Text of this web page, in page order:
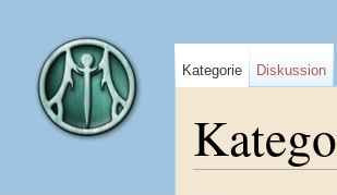
Kategorie Diskussion